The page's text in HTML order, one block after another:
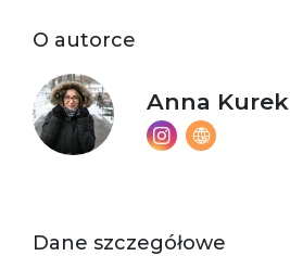
O autorce
Anna Kurek
Dane szczegółowe